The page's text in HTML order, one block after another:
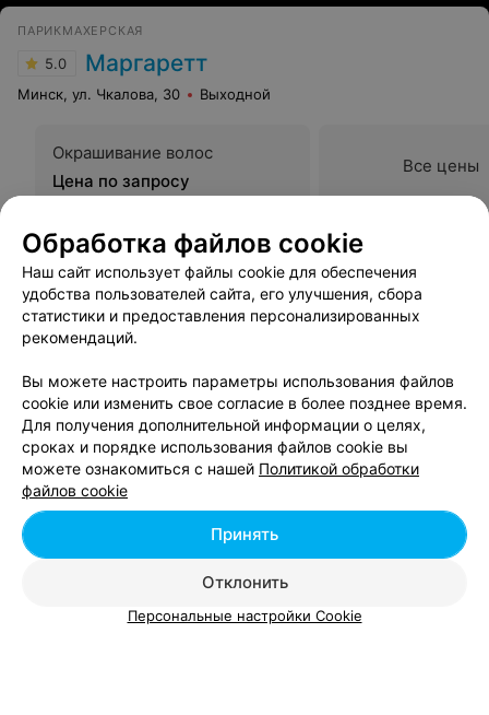
ПАРИКМАХЕРСКАЯ
5.0 Маргаретт
Минск, ул. Чкалова, 30 Выходной
Окрашивание волос
Цена по запросу
Все цены
Отзыв. Хорошая парикмахерская, только с улицы не
видно, вход со двора. Место для парковки найти
можно, рядом автобусы 100, 111.
Отзывы 1
СТУДИЯ КРАСОТЫ
Мастер Стиля Плюс
Минск, ул. Слесарная, 4 до 18:00
Стрижка челки
Окрашивание
Цена по запросу
Обработка файлов cookie
Наш сайт использует файлы cookie для обеспечения
удобства пользователей сайта, его улучшения, сбора
статистики и предоставления персонализированных
рекомендаций.
Вы можете настроить параметры использования файлов
cookie или изменить свое согласие в более позднее время.
Для получения дополнительной информации о целях,
сроках и порядке использования файлов cookie вы
можете ознакомиться с нашей Политикой обработки
файлов cookie
Отклонить
Принять
Персональные настройки Cookie